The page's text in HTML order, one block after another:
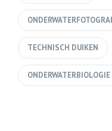
TECHNISCH DUIKEN
ONDERWATERBIOLOGIE